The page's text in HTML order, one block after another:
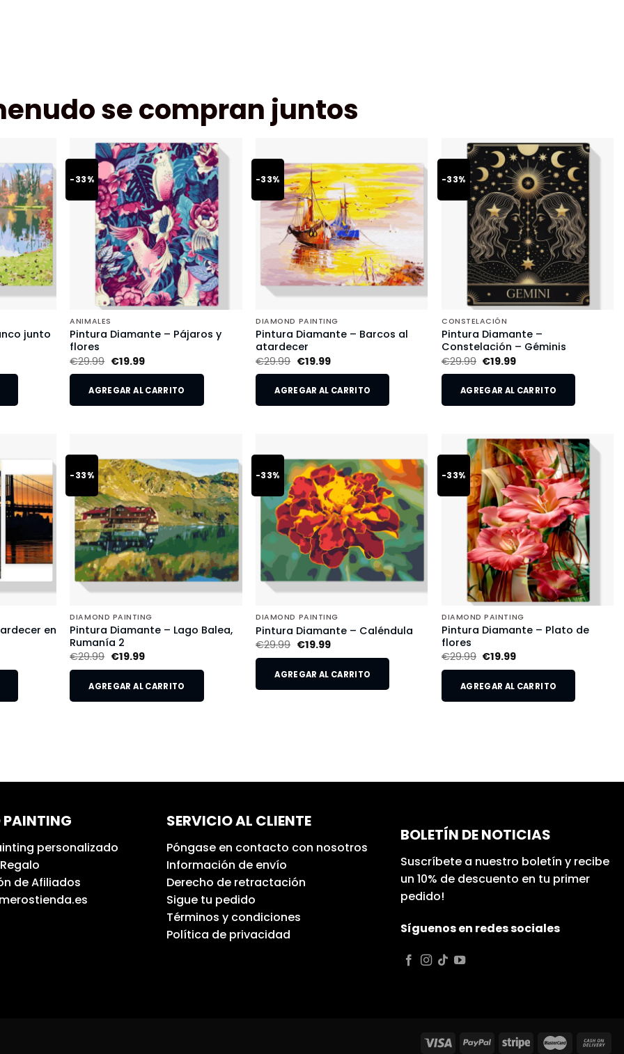
se compran juntos
junto
-33%
ANIMALES
Pintura Diamante – Pájaros y
flores
€29.99 €19.99
AGREGAR AL CARRITO
-33%
DIAMOND PAINTING
Pintura Diamante – Barcos al
atardecer
€29.99 €19.99
AGREGAR AL CARRITO
-33%
CONSTELACIÓN
Pintura Diamante –
Constelación – Géminis
€29.99 €19.99
AGREGAR AL CARRITO
en
-33%
DIAMOND PAINTING
Pintura Diamante – Lago Balea,
Rumanía 2
€29.99 €19.99
AGREGAR AL CARRITO
-33%
DIAMOND PAINTING
Pintura Diamante – Caléndula
€29.99 €19.99
AGREGAR AL CARRITO
-33%
DIAMOND PAINTING
Pintura Diamante – Plato de
flores
€29.99 €19.99
AGREGAR AL CARRITO
personalizado
de Afiliados
SERVICIO AL CLIENTE
Póngase en contacto con nosotros
Información de envío
Derecho de retractación
Sigue tu pedido
Términos y condiciones
Política de privacidad
BOLETÍN DE NOTICIAS
Suscríbete a nuestro boletín y recibe
un 10% de descuento en tu primer
pedido!
Síguenos en redes sociales